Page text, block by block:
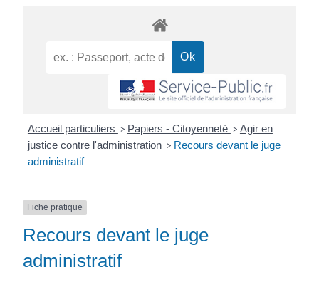
Accueil particuliers > Papiers - Citoyenneté > Agir en
justice contre l'administration > Recours devant le juge
administratif
Fiche pratique
Recours devant le juge
administratif